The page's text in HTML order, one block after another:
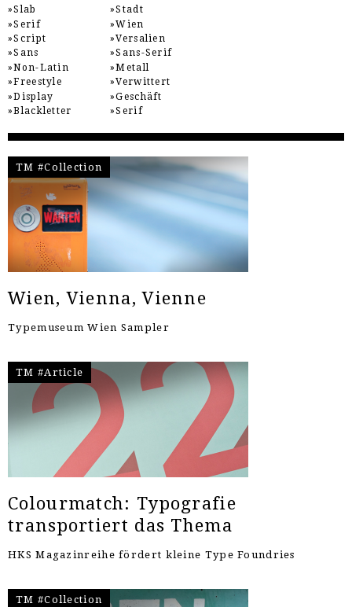
Slab
Serif
Script
Sans
Non-Latin
Freestyle
Display
Blackletter
Stadt
Wien
Versalien
Sans-Serif
Metall
Verwittert
Geschäft
Serif
TM #Collection
Wien, Vienna, Vienne
Typemuseum Wien Sampler
TM #Article
Colourmatch: Typografie
transportiert das Thema
HKS Magazinreihe fördert kleine Type Foundries
TM #Collection